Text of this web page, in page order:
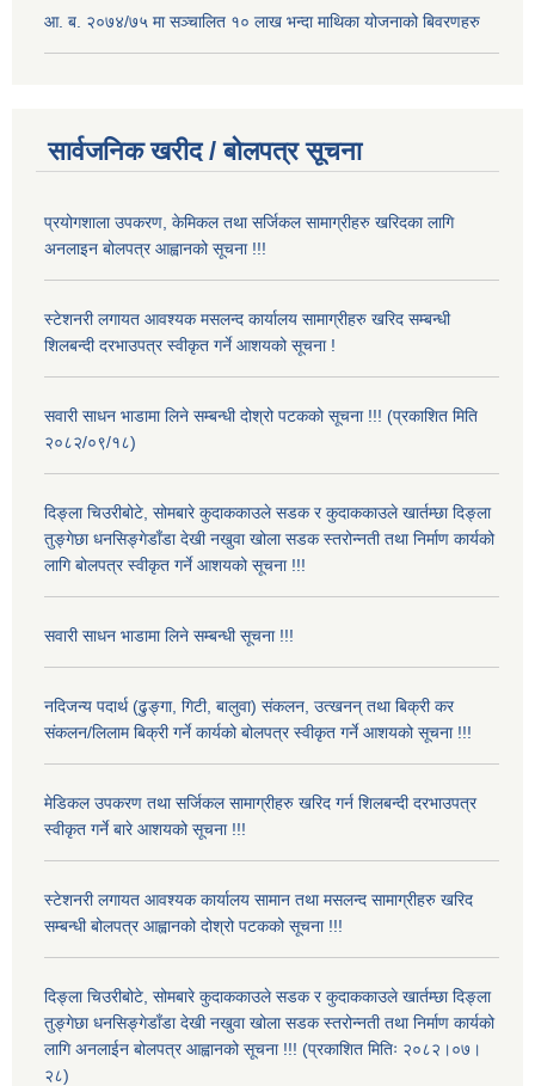
आ. ब. २०७४/७५ मा सञ्चालित १० लाख भन्दा माथिका योजनाको बिवरणहरु
सार्वजनिक खरीद / बोलपत्र सूचना
प्रयोगशाला उपकरण, केमिकल तथा सर्जिकल सामाग्रीहरु खरिदका लागि
अनलाइन बोलपत्र आह्वानको सूचना !!!
स्टेशनरी लगायत आवश्यक मसलन्द कार्यालय सामाग्रीहरु खरिद सम्बन्धी
शिलबन्दी दरभाउपत्र स्वीकृत गर्ने आशयको सूचना !
सवारी साधन भाडामा लिने सम्बन्धी दोश्रो पटकको सूचना !!! (प्रकाशित मिति
२०८२/०९/१८)
दिङ्ला चिउरीबोटे, सोमबारे कुदाककाउले सडक र कुदाककाउले खार्तम्छा दिङ्ला
तुङ्गेछा धनसिङ्गेडाँडा देखी नखुवा खोला सडक स्तरोन्नती तथा निर्माण कार्यको
लागि बोलपत्र स्वीकृत गर्ने आशयको सूचना !!!
सवारी साधन भाडामा लिने सम्बन्धी सूचना !!!
नदिजन्य पदार्थ (ढुङ्गा, गिटी, बालुवा) संकलन, उत्खनन् तथा बिक्री कर
संकलन/लिलाम बिक्री गर्ने कार्यको बोलपत्र स्वीकृत गर्ने आशयको सूचना !!!
मेडिकल उपकरण तथा सर्जिकल सामाग्रीहरु खरिद गर्न शिलबन्दी दरभाउपत्र
स्वीकृत गर्ने बारे आशयको सूचना !!!
स्टेशनरी लगायत आवश्यक कार्यालय सामान तथा मसलन्द सामाग्रीहरु खरिद
सम्बन्धी बोलपत्र आह्वानको दोश्रो पटकको सूचना !!!
दिङ्ला चिउरीबोटे, सोमबारे कुदाककाउले सडक र कुदाककाउले खार्तम्छा दिङ्ला
तुङ्गेछा धनसिङ्गेडाँडा देखी नखुवा खोला सडक स्तरोन्नती तथा निर्माण कार्यको
लागि अनलाईन बोलपत्र आह्वानको सूचना !!! (प्रकाशित मितिः २०८२।०७।
२८)